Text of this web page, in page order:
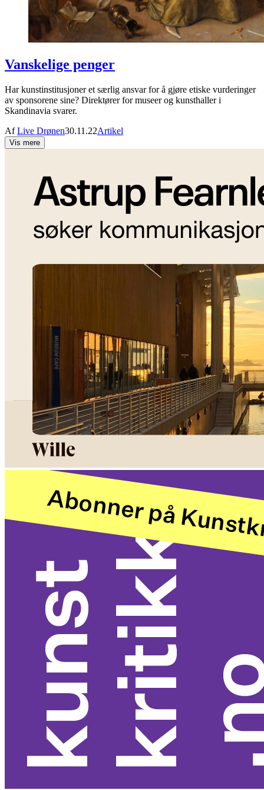
Vanskelige penger
Har kunstinstitusjoner et særlig ansvar for å gjøre etiske vurderinger
av sponsorene sine? Direktører for museer og kunsthaller i
Skandinavia svarer.
AfLive Drønen30.11.22Artikel
Vis mere